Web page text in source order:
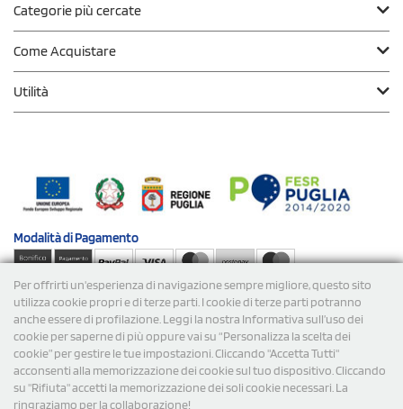
Per offrirti un'esperienza di navigazione sempre migliore, questo sito
utilizza cookie propri e di terze parti. I cookie di terze parti potranno
anche essere di profilazione. Leggi la nostra Informativa sull’uso dei
cookie per saperne di più oppure vai su “Personalizza la scelta dei
cookie” per gestire le tue impostazioni. Cliccando "Accetta Tutti"
acconsenti alla memorizzazione dei cookie sul tuo dispositivo. Cliccando
su "Rifiuta" accetti la memorizzazione dei soli cookie necessari. La
ringraziamo per la collaborazione!
Categorie più cercate
Come Acquistare
Utilità
Modalità diPagamento
Spedizioni